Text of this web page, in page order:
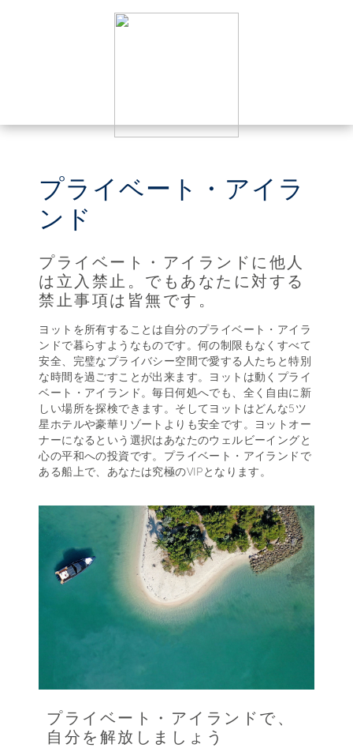
プライベート・アイラ
ンド
プライベート・アイランドに他人
は立入禁止。でもあなたに対する
禁止事項は皆無です。
ヨットを所有することは自分のプライベート・アイラ
ンドで暮らすようなものです。何の制限もなくすべて
安全、完璧なプライバシー空間で愛する人たちと特別
な時間を過ごすことが出来ます。ヨットは動くプライ
ベート・アイランド。毎日何処へでも、全く自由に新
しい場所を探検できます。そしてヨットはどんな5ツ
星ホテルや豪華リゾートよりも安全です。ヨットオー
ナーになるという選択はあなたのウェルビーイングと
心の平和への投資です。プライベート・アイランドで
ある船上で、あなたは究極のVIPとなります。
プライベート・アイランドで、
自分を解放しましょう